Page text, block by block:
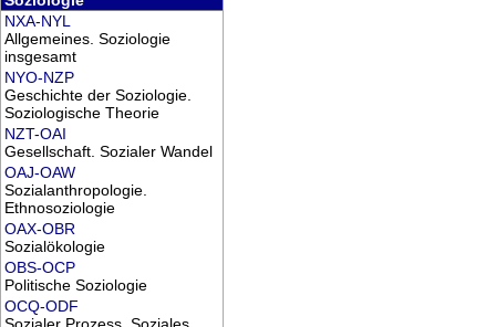
NXA-NYL
Allgemeines. Soziologie
insgesamt
NYO-NZP
Geschichte der Soziologie.
Soziologische Theorie
NZT-OAI
Gesellschaft. Sozialer Wandel
OAJ-OAW
Sozialanthropologie.
Ethnosoziologie
OAX-OBR
Sozialökologie
OBS-OCP
Politische Soziologie
OCQ-ODF